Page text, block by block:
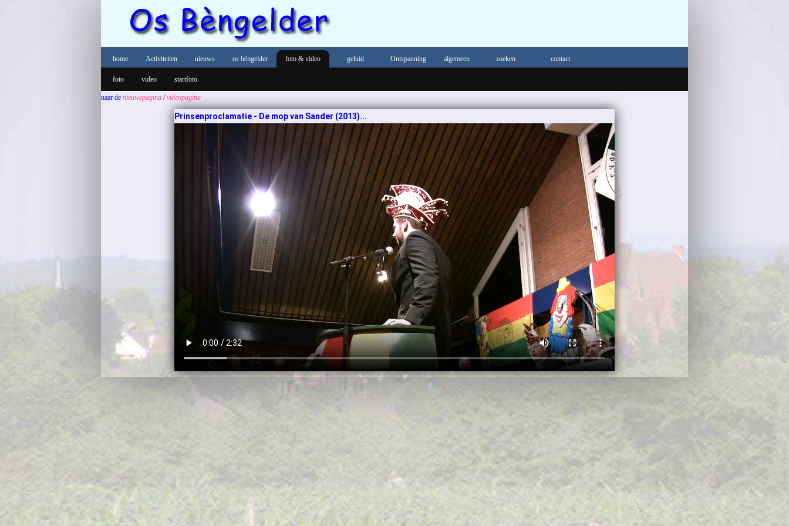
home Activiteiten nieuws os bèngelder foto & video
foto video startfoto
geluid Ontspanning algemeen zoeken contact
naar de nieuwspagina/videopagina
Prinsenproclamatie - De mop van Sander (2013)...